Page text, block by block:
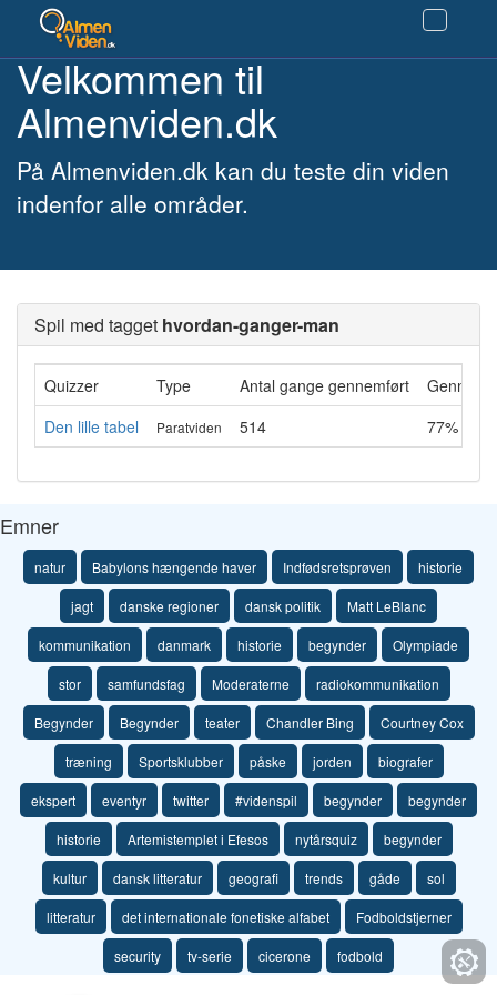
Velkommen til
Almenviden.dk
På Almenviden.dk kan du teste din viden
indenfor alle områder.
Spil med tagget hvordan-ganger-man
Quizzer Type Antal gange gennemført
Den lille tabel
Paratviden 514 77%
Emner
natur Babylons hængende haver Indfødsretsprøven historie
jagt danske regioner dansk politik Matt LeBlanc
kommunikation danmark historie begynder Olympiade
stor samfundsfag Moderaterne radiokommunikation
Begynder Begynder teater Chandler Bing Courtney Cox
træning Sportsklubber påske jorden biografer
ekspert eventyr twitter #videnspil begynder begynder
historie Artemistemplet i Efesos nytårsquiz begynder
kultur dansk litteratur geografi trends gåde sol
litteratur det internationale fonetiske alfabet Fodboldstjerner
security tv-serie cicerone fodbold